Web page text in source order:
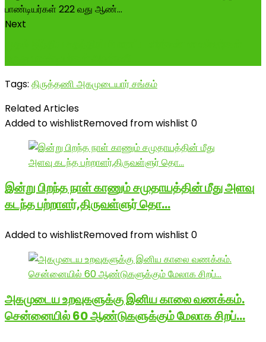
Next
Tags: திருத்தணி அகமுடையார் சங்கம்
Related Articles
Added to wishlistRemoved from wishlist 0
இன்று பிறந்த நாள் காணும் சமுதாயத்தின் மீது அளவு
கடந்த பற்றாளர்,திருவள்ளுர் தொ…
Added to wishlistRemoved from wishlist 0
அகமுடைய உறவுகளுக்கு இனிய காலை வணக்கம்.
சென்னையில் 60 ஆண்டுகளுக்கும் மேலாக சிறப்…